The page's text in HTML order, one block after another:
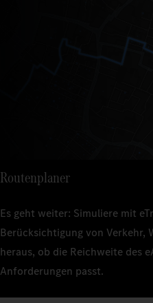
Routenplaner
Es geht weiter: Simuliere mit
Berücksichtigung von Verkehr,
heraus, ob die Reichweite des
Anforderungen passt.